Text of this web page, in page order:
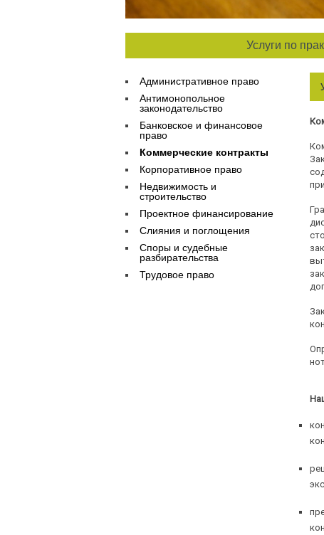
Услуги по
Административное право
Антимонопольное
законодательство
Банковское и финансовое
право
Коммерческие контракты
Корпоративное право
Недвижимость и
строительство
Проектное финансирование
Слияния и поглощения
Споры и судебные
разбирательства
Трудовое право